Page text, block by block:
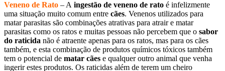
Veneno de Rato – A ingestão de veneno de rato é infelizmente
uma situação muito comum entre cães. Venenos utilizados para
matar parasitas são combinações atrativas para atrair e matar
parasitas como os ratos e muitas pessoas não percebem que o sabor
do raticida não é atraente apenas para os ratos, mas para os cães
também, e esta combinação de produtos químicos tóxicos também
tem o potencial de matar cães e qualquer outro animal que venha
ingerir estes produtos. Os raticidas além de terem um cheiro